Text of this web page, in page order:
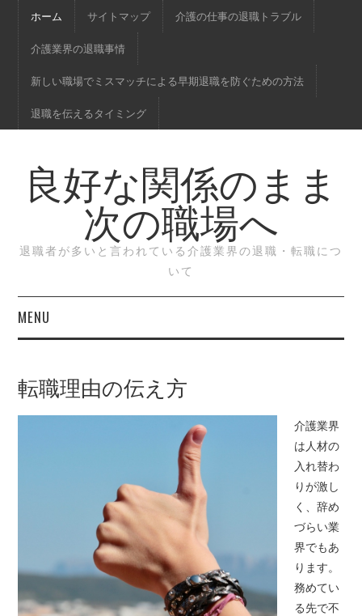
ホーム サイトマップ 介護の仕事の退職トラブル
介護業界の退職事情
新しい職場でミスマッチによる早期退職を防ぐための方法
退職を伝えるタイミング
良好な関係のまま
次の職場へ
退職者が多いと言われている介護業界の退職・転職につ
いて
MENU
サイトマップ
介護業界の退職事情
新しい職場でミスマッ
チによる早期退職を防
転職理由の伝え方
介護業界
は人材の
入れ替わ
りが激し
く、辞め
づらい業
界でもあ
ります。
務めてい
る先で不